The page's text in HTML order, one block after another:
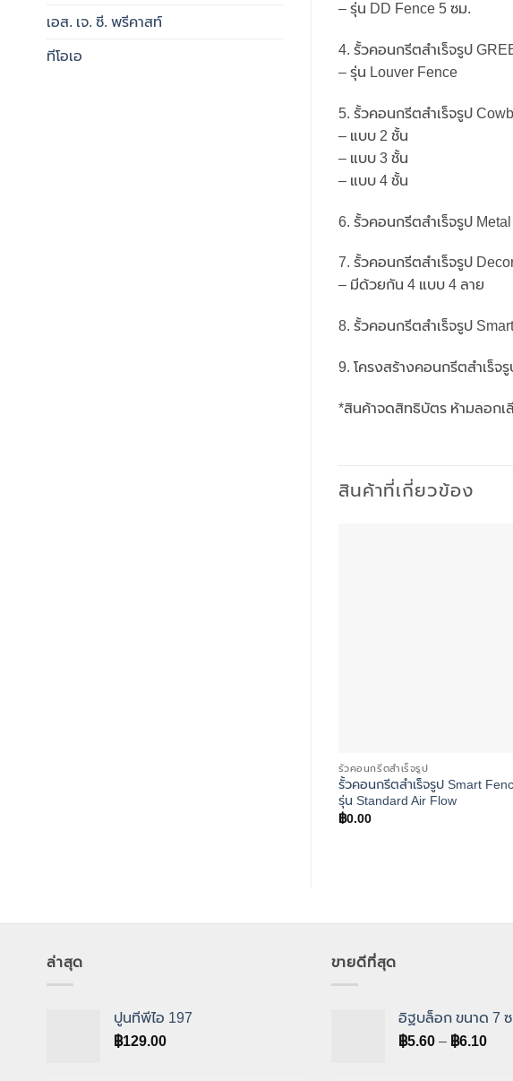
เอส. เจ. ซี. พรีคาสท์
ทีโอเอ
– รุ่น DD Fence 5 ซม.
4. รั้วคอนกรีตสำเร็จรูป
– รุ่น Louver Fence
5. รั้วคอนกรีตสำเร็จรูป
– แบบ 2 ชั้น
– แบบ 3 ชั้น
– แบบ 4 ชั้น
6. รั้วคอนกรีตสำเร็จรูป
7. รั้วคอนกรีตสำเร็จรูป
– มีด้วยกัน 4 แบบ 4 ลาย
8. รั้วคอนกรีตสำเร็จรูป Smart
9. โครงสร้างคอนกรีตสำเร็จ
*สินค้าจดสิทธิบัตร ห้ามลอกเ
สินค้าที่เกี่ยวข้อง
รั้วคอนกรีตสำเร็จรูป
รั้วคอนกรีตสำเร็จรูป Smart
รุ่น Standard Air Flow
฿0.00
ล่าสุด
ปูนทีพีไอ 197
฿129.00
ขายดีที่สุด
อิฐบล็อก ขนาด 7
฿5.60 – ฿6.10Price